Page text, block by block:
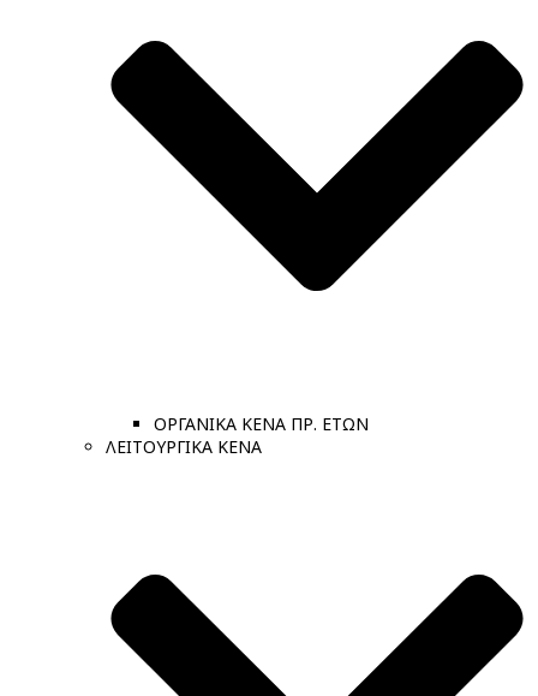
ΟΡΓΑΝΙΚΑ ΚΕΝΑ ΠΡ. ΕΤΩΝ
ΛΕΙΤΟΥΡΓΙΚΑ ΚΕΝΑ